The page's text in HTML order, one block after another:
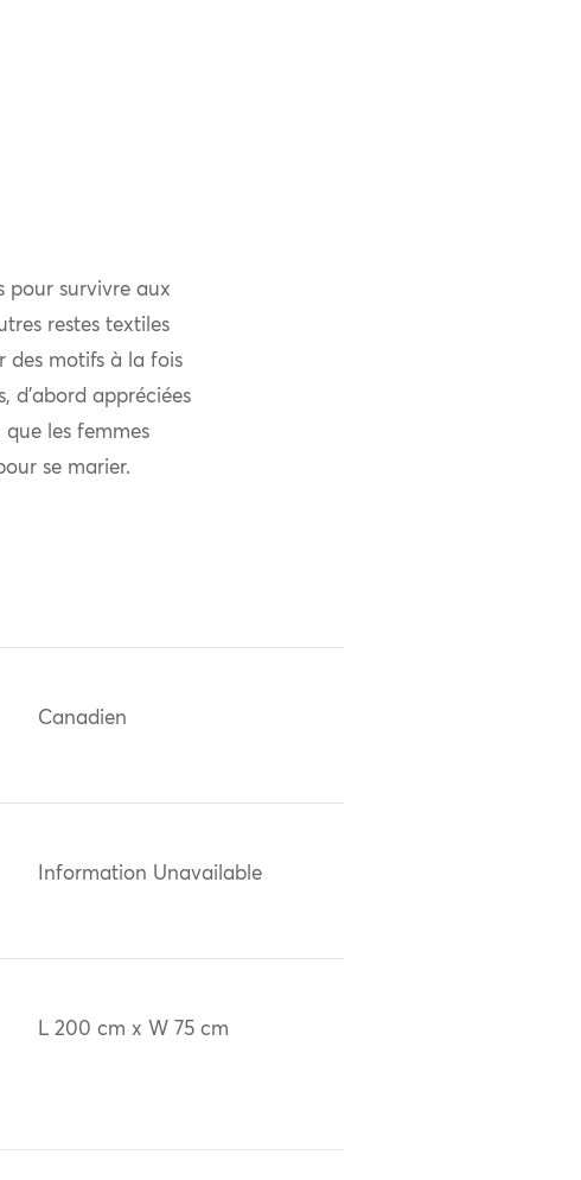
pour survivre aux
restes textiles
des motifs à la fois
d’abord appréciées
les femmes
se marier.
Canadien
Information Unavailable
L 200 cm x W 75 cm